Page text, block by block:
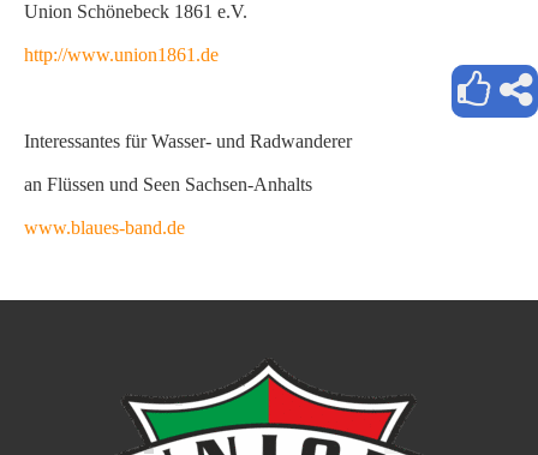
Union Schönebeck 1861 e.V.
http://www.union1861.de
Interessantes für Wasser- und Radwanderer
an Flüssen und Seen Sachsen-Anhalts
www.blaues-band.de